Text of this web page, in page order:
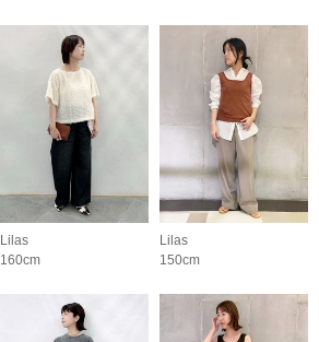
Lilas
160cm
Lilas
150cm